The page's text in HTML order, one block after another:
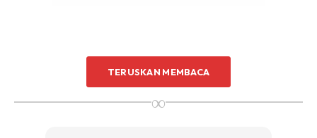
Ads
TERUSKAN MEMBACA
∞